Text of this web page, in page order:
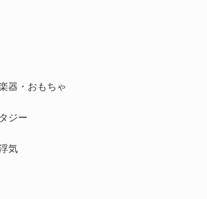
器・おもちゃ
ジー
気